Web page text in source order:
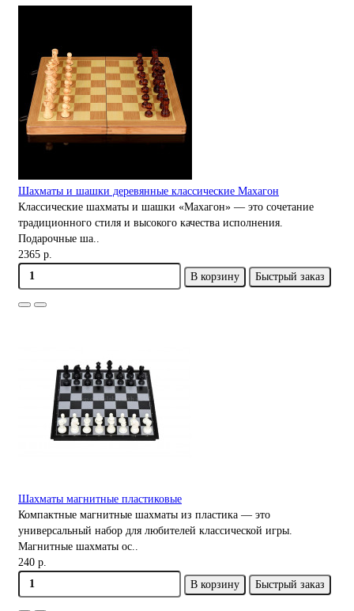
Шахматы и шашки деревянные классические Махагон
Классические шахматы и шашки «Махагон» — это сочетание
традиционного стиля и высокого качества исполнения.
Подарочные ша..
2365 р.
В корзину
Быстрый заказ
Шахматы магнитные пластиковые
Компактные магнитные шахматы из пластика — это
универсальный набор для любителей классической игры.
Магнитные шахматы ос..
240 р.
В корзину
Быстрый заказ